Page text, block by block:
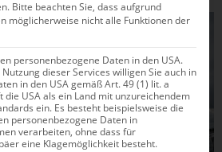
Bitte beachten Sie, dass aufgrund
möglicherweise nicht alle Funktionen der
personenbezogene Daten in den USA.
dieser Services willigen Sie auch in
in den USA gemäß Art. 49 (1) lit. a
die USA als ein Land mit unzureichendem
ein. Es besteht beispielsweise die
personenbezogene Daten in
verarbeiten, ohne dass für
eine Klagemöglichkeit besteht.